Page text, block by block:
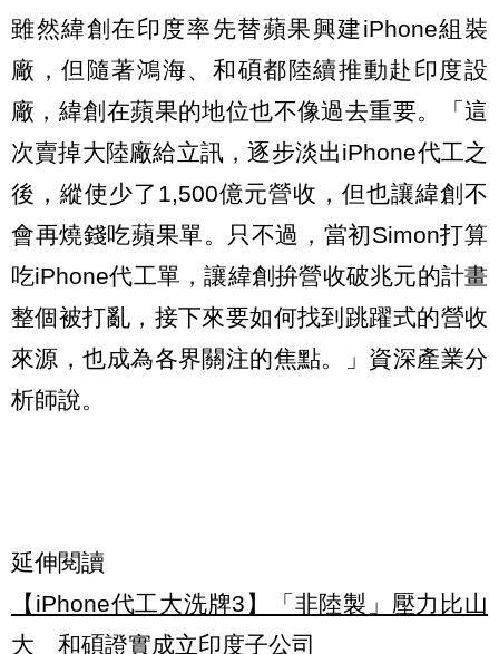
雖然緯創在印度率先替蘋果興建iPhone組裝
廠，但隨著鴻海、和碩都陸續推動赴印度設
廠，緯創在蘋果的地位也不像過去重要。「這
次賣掉大陸廠給立訊，逐步淡出iPhone代工之
後，縱使少了1,500億元營收，但也讓緯創不
會再燒錢吃蘋果單。只不過，當初Simon打算
吃iPhone代工單，讓緯創拚營收破兆元的計畫
整個被打亂，接下來要如何找到跳躍式的營收
來源，也成為各界關注的焦點。」資深產業分
析師說。
延伸閱讀
【iPhone代工大洗牌3】「非陸製」壓力比山
大 和碩證實成立印度子公司